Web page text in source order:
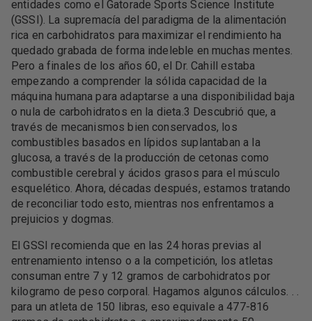
entidades como el Gatorade Sports Science Institute
(GSSI). La supremacía del paradigma de la alimentación
rica en carbohidratos para maximizar el rendimiento ha
quedado grabada de forma indeleble en muchas mentes.
Pero a finales de los años 60, el Dr. Cahill estaba
empezando a comprender la sólida capacidad de la
máquina humana para adaptarse a una disponibilidad baja
o nula de carbohidratos en la dieta.3 Descubrió que, a
través de mecanismos bien conservados, los
combustibles basados ​​en lípidos suplantaban a la
glucosa, a través de la producción de cetonas como
combustible cerebral y ácidos grasos para el músculo
esquelético. Ahora, décadas después, estamos tratando
de reconciliar todo esto, mientras nos enfrentamos a
prejuicios y dogmas.
El GSSI recomienda que en las 24 horas previas al
entrenamiento intenso o a la competición, los atletas
consuman entre 7 y 12 gramos de carbohidratos por
kilogramo de peso corporal. Hagamos algunos cálculos. . .
para un atleta de 150 libras, eso equivale a 477-816